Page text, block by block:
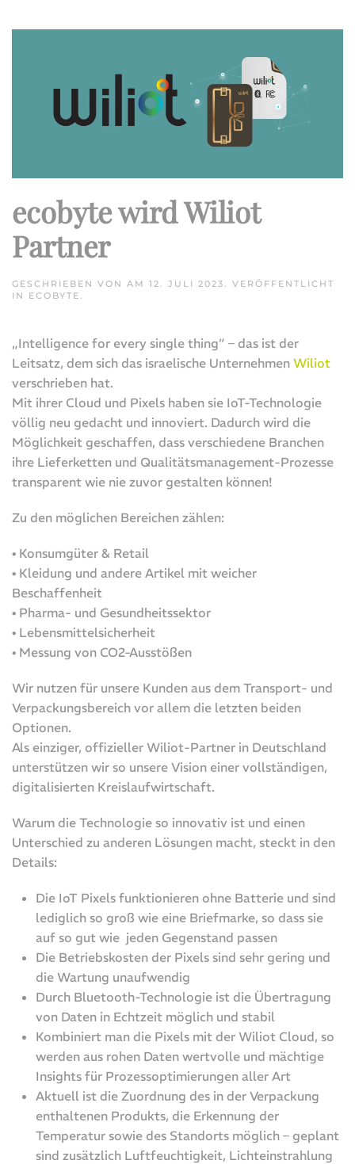
ecobyte wird Wiliot
Partner
GESCHRIEBEN VON AM 12. JULI 2023. VERÖFFENTLICHT
IN ECOBYTE.
„Intelligence for every single thing” – das ist der
Leitsatz, dem sich das israelische Unternehmen Wiliot
verschrieben hat.
Mit ihrer Cloud und Pixels haben sie IoT-Technologie
völlig neu gedacht und innoviert. Dadurch wird die
Möglichkeit geschaffen, dass verschiedene Branchen
ihre Lieferketten und Qualitätsmanagement-Prozesse
transparent wie nie zuvor gestalten können!
Zu den möglichen Bereichen zählen:
• Konsumgüter & Retail
• Kleidung und andere Artikel mit weicher
Beschaffenheit
• Pharma- und Gesundheitssektor
• Lebensmittelsicherheit
• Messung von CO2-Ausstößen
Wir nutzen für unsere Kunden aus dem Transport- und
Verpackungsbereich vor allem die letzten beiden
Optionen.
Als einziger, offizieller Wiliot-Partner in Deutschland
unterstützen wir so unsere Vision einer vollständigen,
digitalisierten Kreislaufwirtschaft.
Warum die Technologie so innovativ ist und einen
Unterschied zu anderen Lösungen macht, steckt in den
Details:
Die IoT Pixels funktionieren ohne Batterie und sind
lediglich so groß wie eine Briefmarke, so dass sie
auf so gut wie jeden Gegenstand passen
Die Betriebskosten der Pixels sind sehr gering und
die Wartung unaufwendig
Durch Bluetooth-Technologie ist die Übertragung
von Daten in Echtzeit möglich und stabil
Kombiniert man die Pixels mit der Wiliot Cloud, so
werden aus rohen Daten wertvolle und mächtige
Insights für Prozessoptimierungen aller Art
Aktuell ist die Zuordnung des in der Verpackung
enthaltenen Produkts, die Erkennung der
Temperatur sowie des Standorts möglich – geplant
sind zusätzlich Luftfeuchtigkeit, Lichteinstrahlung